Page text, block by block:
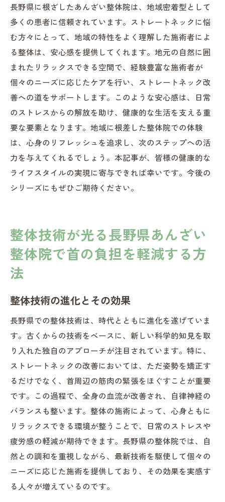
長野県に根ざしたあんざい整体院は、地域密着型として
多くの患者に信頼されています。ストレートネックに悩
む方々にとって、地域の特性をよく理解した施術者によ
る整体は、安心感を提供してくれます。地元の自然に囲
まれたリラックスできる空間で、経験豊富な施術者が
個々のニーズに応じたケアを行い、ストレートネック改
善への道をサポートします。このような安心感は、日常
のストレスからの解放を助け、健康的な生活を支える重
要な要素となります。地域に根差した整体院での体験
は、心身のリフレッシュを追求し、次のステップへの活
力を与えてくれるでしょう。本記事が、皆様の健康的な
ライフスタイルの実現に寄与できれば幸いです。今後の
シリーズにもぜひご期待ください。
整体技術が光る長野県あんざい
整体院で首の負担を軽減する方
法
整体技術の進化とその効果
長野県での整体技術は、時代とともに進化を遂げていま
す。古くからの技術をベースに、新しい科学的知見を取
り入れた独自のアプローチが注目されています。特に、
ストレートネックの改善においては、ただ姿勢を矯正す
るだけでなく、首周辺の筋肉の緊張をほぐすことが重要
です。この過程で、全身の血流が改善され、自律神経の
バランスも整います。整体の施術によって、心身ともに
リラックスできる環境が整うことで、日常のストレスや
疲労感の軽減が期待できます。長野県の整体院では、自
然との調和を重視しながら、最新技術を駆使して個々の
ニーズに応じた施術を提供しており、その効果を実感す
る人々が増えているのです。